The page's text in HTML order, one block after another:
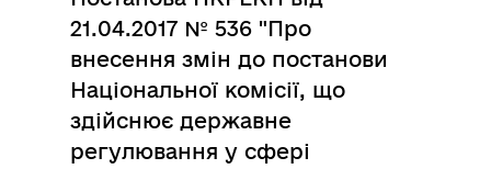
21.04.2017 № 536 "Про
внесення змін до постанови
Національної комісії, що
здійснює державне
регулювання у сфері